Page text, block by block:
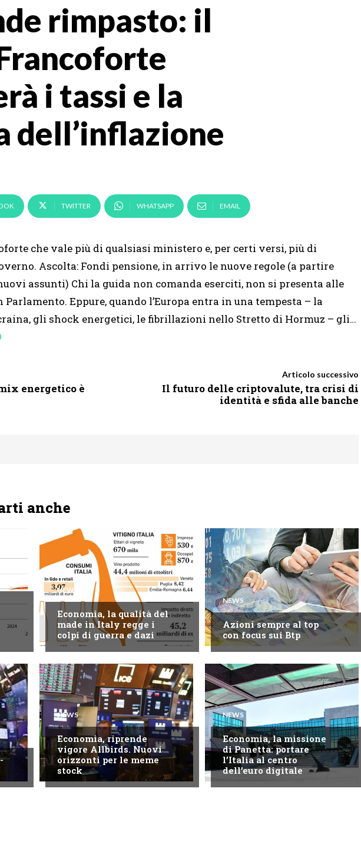
rimpasto: il
i tassi e la
dell’inflazione
TWITTER WHATSAPP EMAIL
che vale più di qualsiasi ministero e, per certi versi, più di
Ascolta: Fondi pensione, in arrivo le nuove regole (a partire
assunti) Chi la guida non comanda eserciti, non si presenta alle
Eppure, quando l’Europa entra in una tempesta – la
gli shock energetici, le fibrillazioni nello Stretto di Hormuz – gli…
energetico è
Articolo successivo
Il futuro delle criptovalute, tra crisi di
identità e sfida alle banche
anche
NEWS
Economia, la qualità del
made in Italy regge i
colpi di guerra e dazi
NEWS
Azioni sempre al top
con focus sui Btp
NEWS
Economia, riprende
vigore Allbirds. Nuovi
orizzonti per le meme
stock
NEWS
Economia, la missione
di Panetta: portare
l’Italia al centro
dell’euro digitale